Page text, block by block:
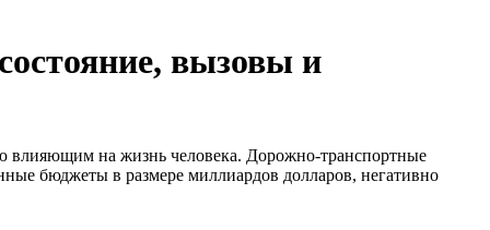
вызовы и
влияющим на жизнь человека. Дорожно-транспортные
бюджеты в размере миллиардов долларов, негативно